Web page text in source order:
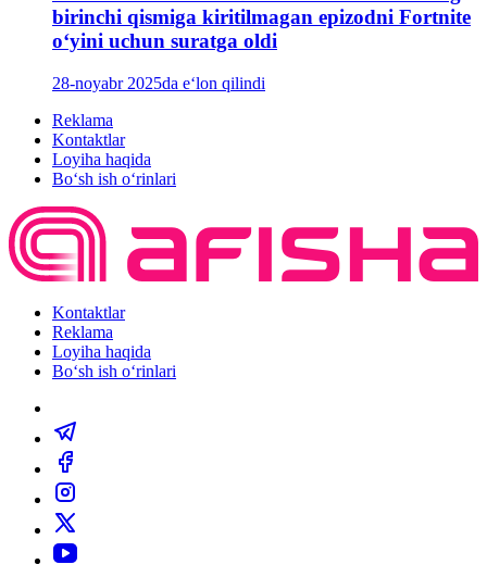
birinchi qismiga kiritilmagan epizodni Fortnite
o‘yini uchun suratga oldi
28-noyabr 2025da e‘lon qilindi
Reklama
Kontaktlar
Loyiha haqida
Bo‘sh ish o‘rinlari
Kontaktlar
Reklama
Loyiha haqida
Bo‘sh ish o‘rinlari